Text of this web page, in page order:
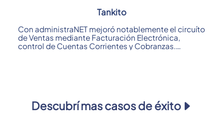
Tankito
Con administraNET mejoró notablemente el circuíto
de Ventas mediante Facturación Electrónica,
control de Cuentas Corrientes y Cobranzas.
Descubrí mas casos de éxito